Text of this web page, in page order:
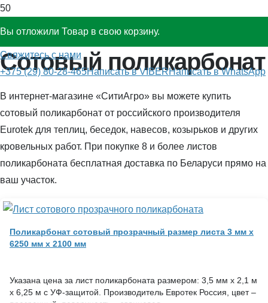
Вы отложили Товар в свою корзину.
Свяжитесь с нами
+375 (29) 80-28-465Написать в VIBERНаписать в WhatsApp
Сотовый поликарбонат
В интернет-магазине «СитиАгро» вы можете купить
сотовый поликарбонат от российского производителя
Eurotek для теплиц, беседок, навесов, козырьков и других
кровельных работ. При покупке 8 и более листов
поликарбоната бесплатная доставка по Беларуси прямо на
ваш участок.
Поликарбонат сотовый прозрачный размер листа 3 мм x
6250 мм x 2100 мм
Указана цена за лист поликарбоната размером: 3,5 мм х 2,1 м
х 6,25 м с УФ-защитой. Производитель Евротек Россия, цвет –